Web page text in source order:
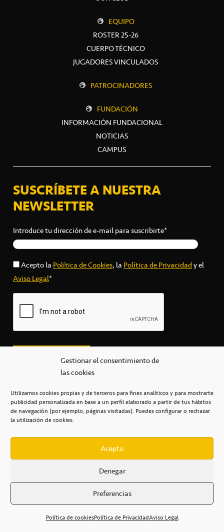
Gestionar el consentimiento de
las cookies
Utilizamos cookies propias y de terceros para fines analíticos y para mostrarte
publicidad personalizada en base a un perfil elaborado a partir de tus hábitos
de navegación (por ejemplo, páginas visitadas). Puedes configurar o rechazar
la utilización de cookies.
Acepto
Denegar
Preferencias
Política de cookiesPolítica de PrivacidadAviso Legal
EQUIPO
ROSTER 25-26
CUERPO TÉCNICO
JUGADORES VINCULADOS
PATROCINADORES
FUNDACIÓN
INFORMACIÓN FUNDACIONAL
NOTICIAS
CAMPUS
SUSCRÍBETE A NUESTRA
NEWSLETTER
Introduce tu dirección de e-mail para suscribirte*
Acepto laPolítica de Cookies, laPolítica de Privacidady el
Aviso Legal*
secretaria@cbcanarias.es
+34 922 253 684
Casa del Deporte / 38108 – La Laguna
POLÍTICA DE PRIVACIDAD / POLÍTICA DE COOKIES /
AVISO LEGAL / CONDICIONES